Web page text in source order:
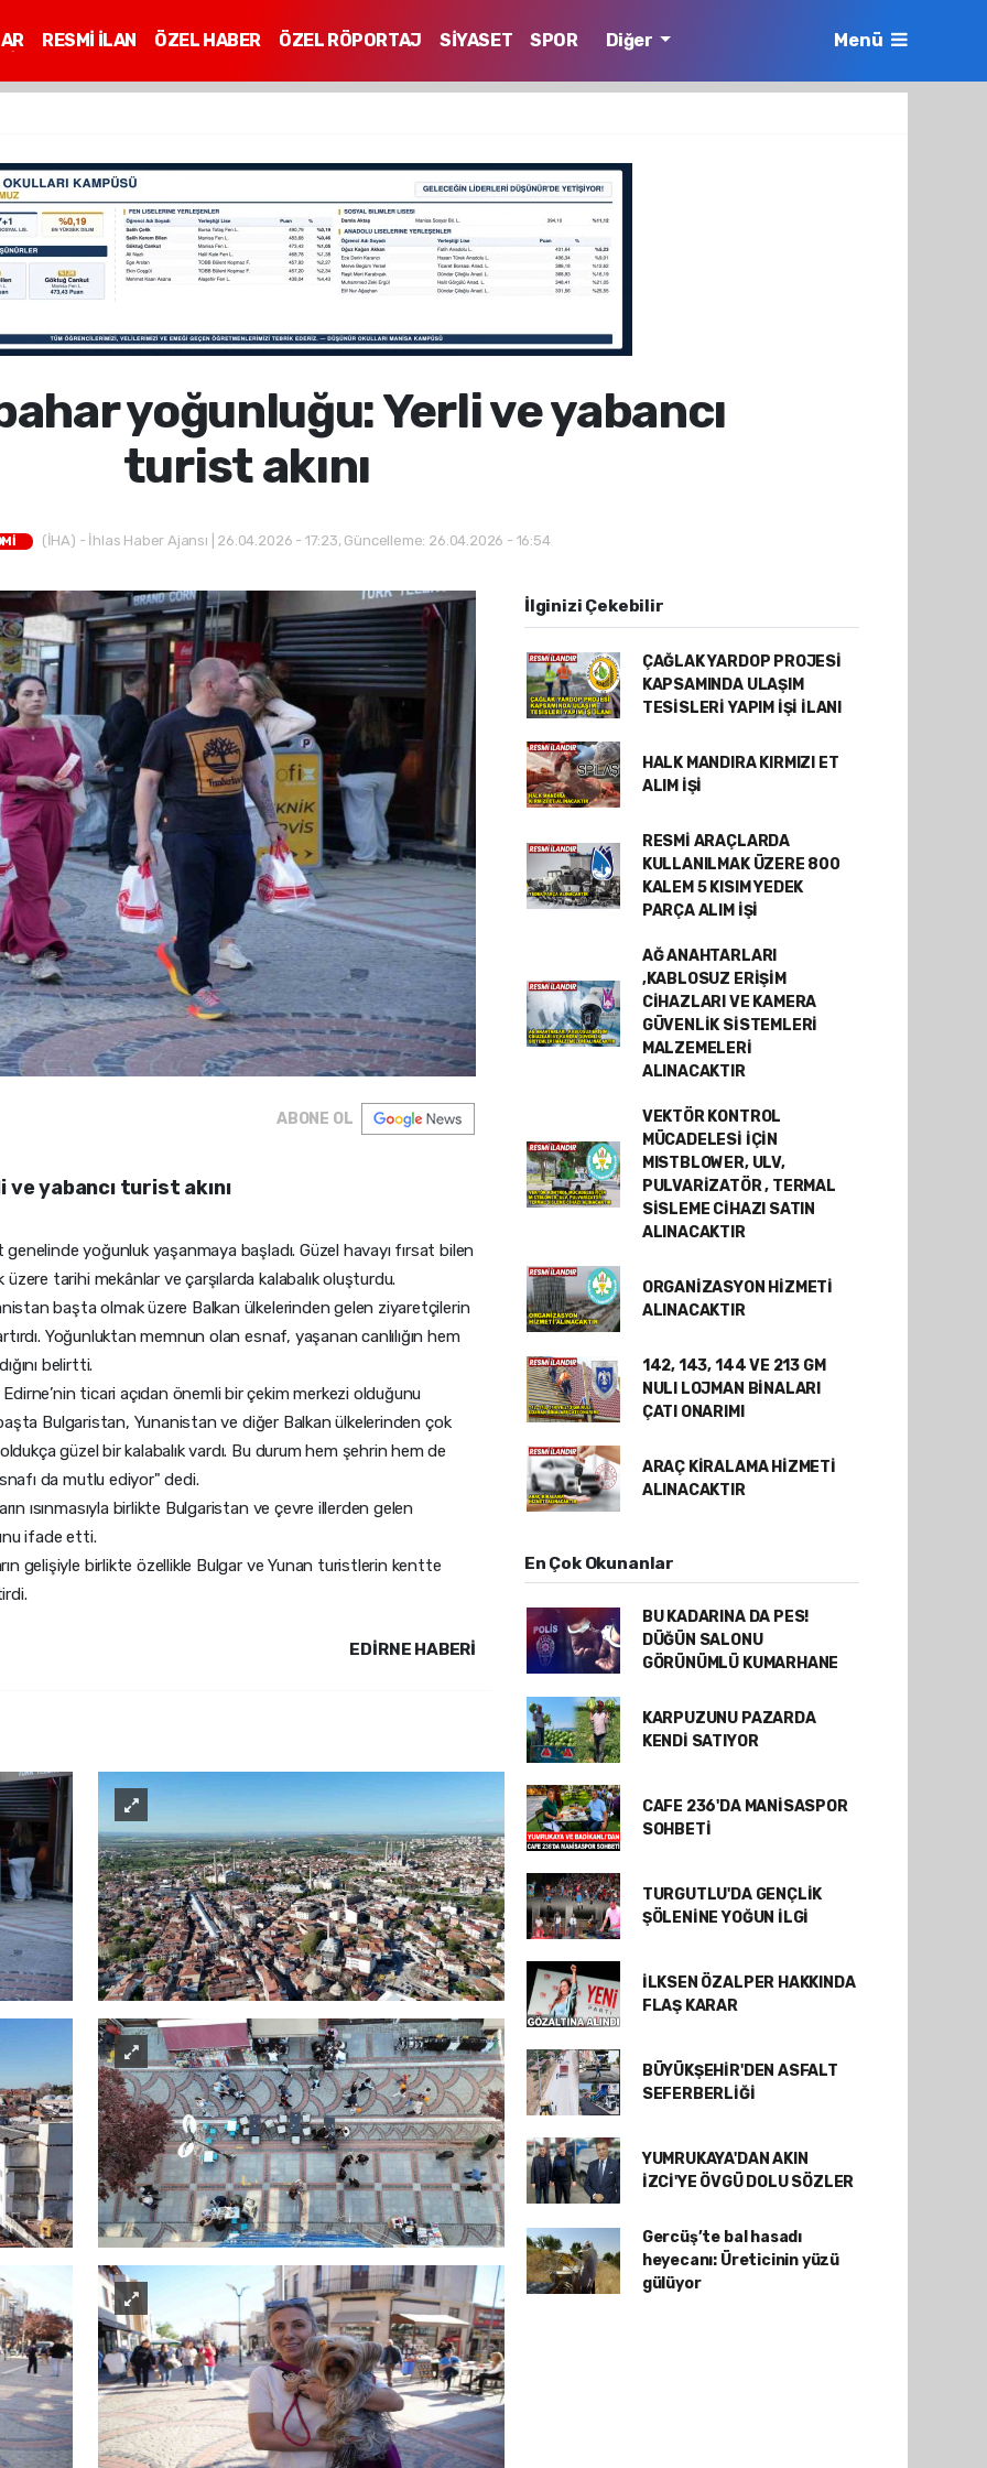
RESMİ İLAN ÖZEL HABER ÖZEL RÖPORTAJ SİYASET
SPOR
Diğer Menü
yoğunluğu: Yerli ve yabancı
turist akını
(İHA) - İhlas Haber Ajansı | 26.04.2026 - 17:23, Güncelleme: 26.04.2026 - 16:54
ABONE OL
ve yabancı turist akını
genelinde yoğunluk yaşanmaya başladı. Güzel havayı fırsat bilen
tarihi mekânlar ve çarşılarda kalabalık oluşturdu.
başta olmak üzere Balkan ülkelerinden gelen ziyaretçilerin
Yoğunluktan memnun olan esnaf, yaşanan canlılığın hem
belirtti.
ticari açıdan önemli bir çekim merkezi olduğunu
Bulgaristan, Yunanistan ve diğer Balkan ülkelerinden çok
güzel bir kalabalık vardı. Bu durum hem şehrin hem de
da mutlu ediyor" dedi.
ısınmasıyla birlikte Bulgaristan ve çevre illerden gelen
ifade etti.
gelişiyle birlikte özellikle Bulgar ve Yunan turistlerin kentte
EDIRNE HABERİ
İlginizi Çekebilir
ÇAĞLAK YARDOP PROJESİ
KAPSAMINDA ULAŞIM
TESİSLERİ YAPIM İŞİ İLANI
HALK MANDIRA KIRMIZI ET
ALIM İŞİ
RESMİ ARAÇLARDA
KULLANILMAK ÜZERE 800
KALEM 5 KISIM YEDEK
PARÇA ALIM İŞİ
AĞ ANAHTARLARI
,KABLOSUZ ERİŞİM
CİHAZLARI VE KAMERA
GÜVENLİK SİSTEMLERİ
MALZEMELERİ
ALINACAKTIR
VEKTÖR KONTROL
MÜCADELESİ İÇİN
MISTBLOWER, ULV,
PULVARİZATÖR , TERMAL
SİSLEME CİHAZI SATIN
ALINACAKTIR
ORGANİZASYON HİZMETİ
ALINACAKTIR
142, 143, 144 VE 213 GM
NULI LOJMAN BİNALARI
ÇATI ONARIMI
ARAÇ KİRALAMA HİZMETİ
ALINACAKTIR
En Çok Okunanlar
BU KADARINA DA PES!
DÜĞÜN SALONU
GÖRÜNÜMLÜ KUMARHANE
KARPUZUNU PAZARDA
KENDİ SATIYOR
CAFE 236'DA MANİSASPOR
SOHBETİ
TURGUTLU'DA GENÇLİK
ŞÖLENİNE YOĞUN İLGİ
İLKSEN ÖZALPER HAKKINDA
FLAŞ KARAR
BÜYÜKŞEHİR'DEN ASFALT
SEFERBERLİĞİ
YUMRUKAYA'DAN AKIN
İZCİ'YE ÖVGÜ DOLU SÖZLER
Gercüş’te bal hasadı
heyecanı: Üreticinin yüzü
gülüyor